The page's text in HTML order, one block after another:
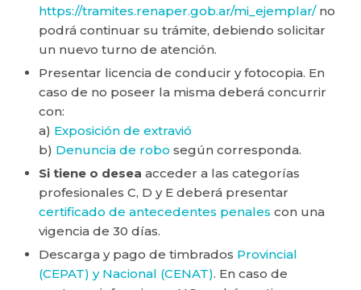
https://tramites.renaper.gob.ar/mi_ejemplar/no
podrá continuar su trámite, debiendo solicitar
un nuevo turno de atención.
Presentar licencia de conducir y fotocopia. En
caso de no poseer la misma deberá concurrir
con:
a) Exposición de extravió
b) Denuncia de robo según corresponda.
Si tiene o desea acceder a las categorías
profesionales C, D y E deberá presentar
certificado de antecedentes penales con una
vigencia de 30 días.
Descarga y pago de timbrados Provincial
(CEPAT) y Nacional (CENAT). En caso de